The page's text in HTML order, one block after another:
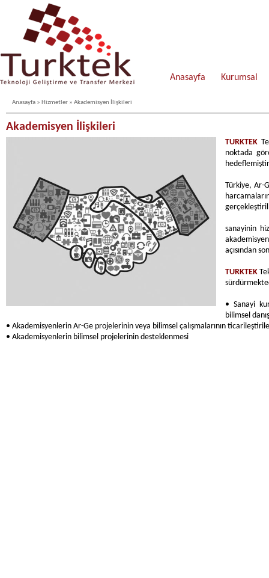
Anasayfa Kurumsal
Anasayfa » Hizmetler » Akademisyen İlişkileri
Akademisyen İlişkileri
TURKTEK
noktada
Türkiye, Ar-
sanayinin
açısından
TURKTEK
• Sanayi
bilimsel
• Akademisyenlerin Ar-Ge projelerinin veya bilimsel çalışmalarının
• Akademisyenlerin bilimsel projelerinin desteklenmesi